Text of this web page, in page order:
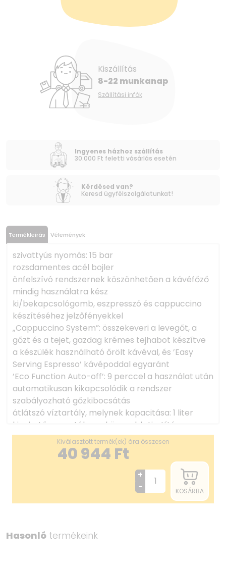
Kiszállítás
8-22 munkanap
Szállítási infók
Ingyenes házhoz szállítás
30.000 Ft feletti vásárlás esetén
Kérdésed van?
Keresd ügyfélszolgálatunkat!
Termékleírás Vélemények
szivattyús nyomás: 15 bar
rozsdamentes acél bojler
önfelszívó rendszernek köszönhetően a kávéfőző
mindig használatra kész
ki/bekapcsológomb, eszpresszó és cappuccino
készítéséhez jelzőfényekkel
„Cappuccino System”: összekeveri a levegőt, a
gőzt és a tejet, gazdag krémes tejhabot készítve
a készülék használható őrölt kávéval, és ’Easy
Serving Espresso’ kávépoddal egyaránt
’Eco Function Auto-off’: 9 perccel a használat után
automatikusan kikapcsolódik a rendszer
szabályozható gőzkibocsátás
átlátszó víztartály, melynek kapacitása: 1 liter
kivehető csepptálca, a könnyebb tisztítás
érdekében
Méretek (Szé-Ma-Mé): 220 mm x 270 mm x 320
Kiválasztott termék(ek) ára összesen
40 944 Ft
+
-
KOSÁRBA
Hasonló termékeink